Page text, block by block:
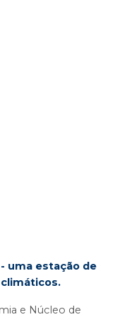
uma estação de
e Núcleo de